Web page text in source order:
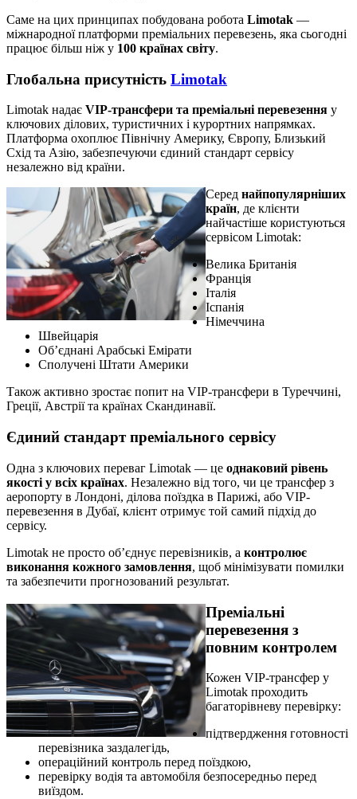
Саме на цих принципах побудована робота Limotak —
міжнародної платформи преміальних перевезень, яка сьогодні
працює більш ніж у 100 країнах світу.
Глобальна присутність Limotak
Limotak надає VIP-трансфери та преміальні перевезення у
ключових ділових, туристичних і курортних напрямках.
Платформа охоплює Північну Америку, Європу, Близький
Схід та Азію, забезпечуючи єдиний стандарт сервісу
незалежно від країни.
Серед найпопулярніших
країн, де клієнти
найчастіше користуються
сервісом Limotak:
Велика Британія
Франція
Італія
Іспанія
Німеччина
Швейцарія
Об’єднані Арабські Емірати
Сполучені Штати Америки
Також активно зростає попит на VIP-трансфери в Туреччині,
Греції, Австрії та країнах Скандинавії.
Єдиний стандарт преміального сервісу
Одна з ключових переваг Limotak — це однаковий рівень
якості у всіх країнах. Незалежно від того, чи це трансфер з
аеропорту в Лондоні, ділова поїздка в Парижі, або VIP-
перевезення в Дубаї, клієнт отримує той самий підхід до
сервісу.
Limotak не просто об’єднує перевізників, а контролює
виконання кожного замовлення, щоб мінімізувати помилки
та забезпечити прогнозований результат.
Преміальні
перевезення з
повним контролем
Кожен VIP-трансфер у
Limotak проходить
багаторівневу перевірку:
підтвердження готовності
перевізника заздалегідь,
операційний контроль перед поїздкою,
перевірку водія та автомобіля безпосередньо перед
виїздом.